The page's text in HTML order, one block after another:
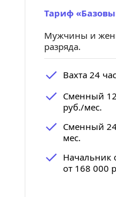
Тариф
Мужчины и
разряда.
Вахта 24
Сменный
руб./мес.
Сменный
мес.
от 168 000